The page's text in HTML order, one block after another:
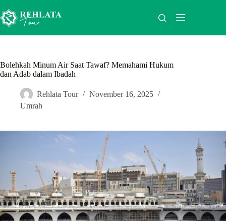
to
content
Bolehkah Minum Air Saat Tawaf? Memahami Hukum
dan Adab dalam Ibadah
Rehlata Tour
November 16, 2025
Umrah